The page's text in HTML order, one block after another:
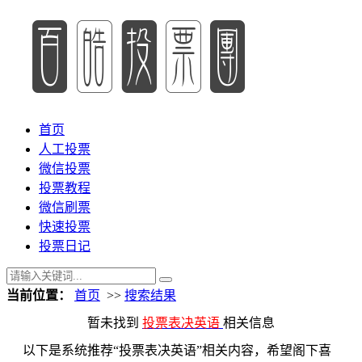
首页
人工投票
微信投票
投票教程
微信刷票
快速投票
投票日记
当前位置： 首页 >> 搜索结果
暂未找到 投票表决英语 相关信息
以下是系统推荐“投票表决英语”相关内容，希望阁下喜